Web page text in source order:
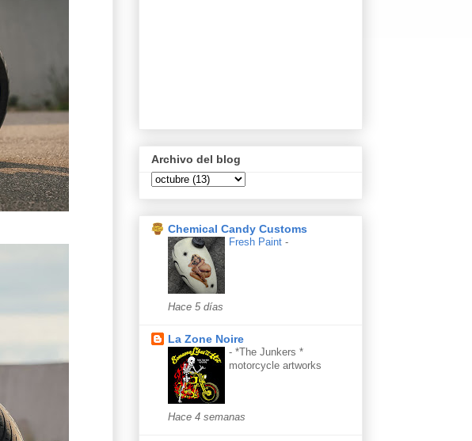
Archivo del blog
Chemical Candy Customs
Fresh Paint -
Hace 5 días
La Zone Noire
- *The Junkers *
motorcycle artworks
Hace 4 semanas